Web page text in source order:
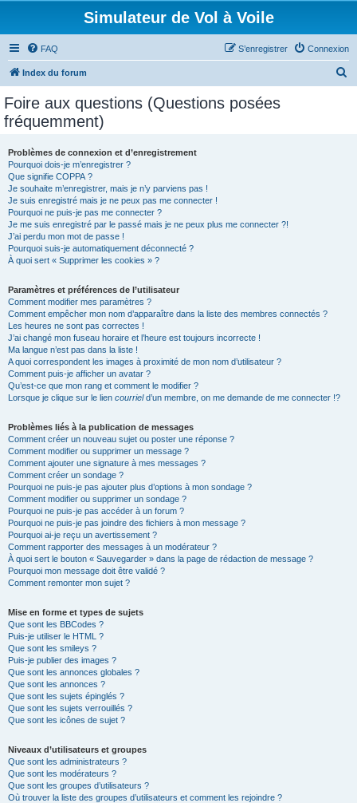
Simulateur de Vol à Voile
FAQ Connexion
S’enregistrer
Index du forum
Foire aux questions (Questions posées
fréquemment)
Problèmes de connexion et d’enregistrement
Pourquoi dois-je m’enregistrer ?
Que signifie COPPA ?
Je souhaite m’enregistrer, mais je n’y parviens pas !
Je suis enregistré mais je ne peux pas me connecter !
Pourquoi ne puis-je pas me connecter ?
Je me suis enregistré par le passé mais je ne peux plus me connecter ?!
J’ai perdu mon mot de passe !
Pourquoi suis-je automatiquement déconnecté ?
À quoi sert « Supprimer les cookies » ?
Paramètres et préférences de l’utilisateur
Comment modifier mes paramètres ?
Comment empêcher mon nom d’apparaître dans la liste des membres connectés ?
Les heures ne sont pas correctes !
J’ai changé mon fuseau horaire et l’heure est toujours incorrecte !
Ma langue n’est pas dans la liste !
A quoi correspondent les images à proximité de mon nom d’utilisateur ?
Comment puis-je afficher un avatar ?
Qu’est-ce que mon rang et comment le modifier ?
Lorsque je clique sur le lien courrield’un membre, on me demande de me connecter !?
Problèmes liés à la publication de messages
Comment créer un nouveau sujet ou poster une réponse ?
Comment modifier ou supprimer un message ?
Comment ajouter une signature à mes messages ?
Comment créer un sondage ?
Pourquoi ne puis-je pas ajouter plus d’options à mon sondage ?
Comment modifier ou supprimer un sondage ?
Pourquoi ne puis-je pas accéder à un forum ?
Pourquoi ne puis-je pas joindre des fichiers à mon message ?
Pourquoi ai-je reçu un avertissement ?
Comment rapporter des messages à un modérateur ?
À quoi sert le bouton « Sauvegarder » dans la page de rédaction de message ?
Pourquoi mon message doit être validé ?
Comment remonter mon sujet ?
Mise en forme et types de sujets
Que sont les BBCodes ?
Puis-je utiliser le HTML ?
Que sont les smileys ?
Puis-je publier des images ?
Que sont les annonces globales ?
Que sont les annonces ?
Que sont les sujets épinglés ?
Que sont les sujets verrouillés ?
Que sont les icônes de sujet ?
Niveaux d’utilisateurs et groupes
Que sont les administrateurs ?
Que sont les modérateurs ?
Que sont les groupes d’utilisateurs ?
Où trouver la liste des groupes d’utilisateurs et comment les rejoindre ?